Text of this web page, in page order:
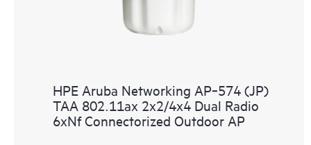
HPE Aruba Networking AP‑574 (JP)
TAA 802.11ax 2x2/4x4 Dual Radio
6xNf Connectorized Outdoor AP